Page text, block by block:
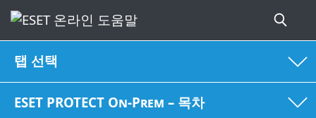
탭 선택
ESET PROTECT On-Prem – 목차